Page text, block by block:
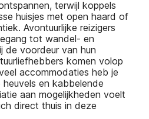
terwijl koppels
huisjes met open haard of
Avontuurlijke reizigers
tot wandel- en
de voordeur van hun
komen volop
accommodaties heb je
en kabbelende
aan mogelijkheden voelt
direct thuis in deze